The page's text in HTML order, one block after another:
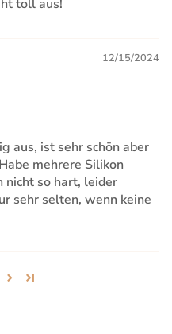
toll aus!
12/15/2024
aus, ist sehr schön aber
mehrere Silikon
nicht so hart, leider
sehr selten, wenn keine